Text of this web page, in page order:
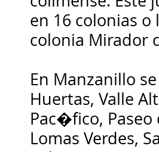
en 16 colonias
colonia Mirador
En Manzanillo
Huertas, Valle
Pac�fico, Paseo
Lomas Verdes,